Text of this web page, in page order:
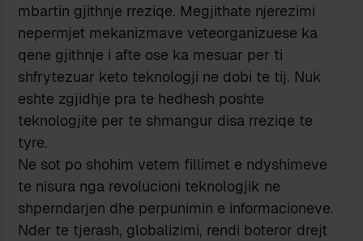
mbartin gjithnje rreziqe. Megjithate njerezimi
nepermjet mekanizmave veteorganizuese ka
qene gjithnje i afte ose ka mesuar per ti
shfrytezuar keto teknologji ne dobi te tij. Nuk
eshte zgjidhje pra te hedhesh poshte
teknologjite per te shmangur disa rreziqe te
tyre.
Ne sot po shohim vetem fillimet e ndyshimeve
te nisura nga revolucioni teknologjik ne
shperndarjen dhe perpunimin e informacioneve.
Nder te tjerash, globalizimi, rendi boteror drejt